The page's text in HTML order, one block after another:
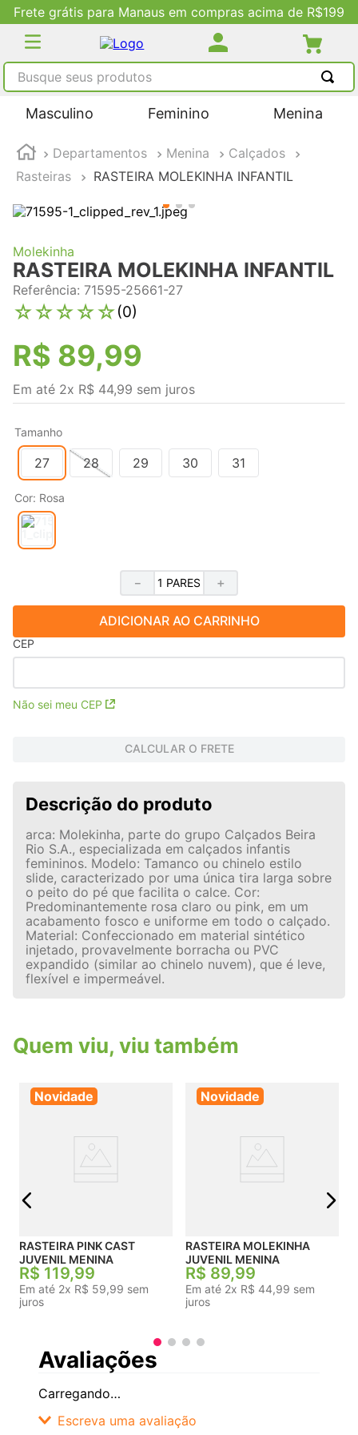
Frete grátis para Manaus em compras acima de R$199
Busque seus produtos
Masculino Feminino Menina
Departamentos Menina
Calçados
Rasteiras
RASTEIRA MOLEKINHA INFANTIL
Molekinha
RASTEIRA MOLEKINHA INFANTIL
Referência: 71595-25661-27
☆☆☆☆☆(0)
R$ 89,99
Em até 2x R$ 44,99 sem juros
Tamanho
27 28 29 30 31
Cor: Rosa
＋
－
ADICIONAR AO CARRINHO
CEP
Não sei meu CEP
CALCULAR O FRETE
Descrição do produto
arca: Molekinha, parte do grupo Calçados Beira
Rio S.A., especializada em calçados infantis
femininos. Modelo: Tamanco ou chinelo estilo
slide, caracterizado por uma única tira larga sobre
o peito do pé que facilita o calce. Cor:
Predominantemente rosa claro ou pink, em um
acabamento fosco e uniforme em todo o calçado.
Material: Confeccionado em material sintético
injetado, provavelmente borracha ou PVC
expandido (similar ao chinelo nuvem), que é leve,
flexível e impermeável.
Quem viu, viu também
Novidade
RASTEIRA PINK CAST
JUVENIL MENINA
R$ 119,99
Em até 2x R$ 59,99 sem
juros
Novidade
RASTEIRA MOLEKINHA
JUVENIL MENINA
R$ 89,99
Em até 2x R$ 44,99 sem
juros
Avaliações
Carregando…
Escreva uma avaliação
TERMOS MAIS BUSCADOS
2
tenis feminino
4º
adidas
5
º tenis